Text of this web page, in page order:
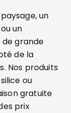
un
un
grande
de la
Nos produits
ou
gratuite
prix